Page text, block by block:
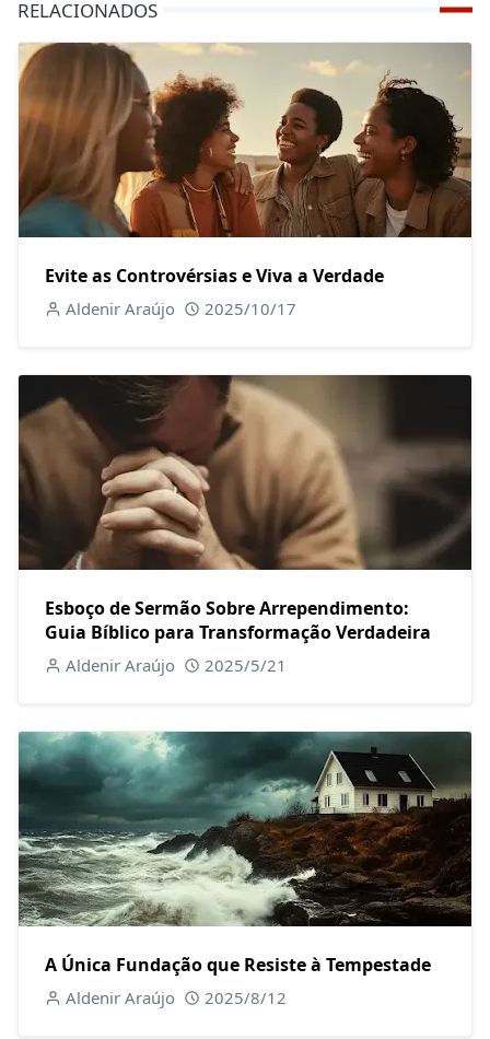
RELACIONADOS
Evite as Controvérsias e Viva a Verdade
Aldenir Araújo 2025/10/17
Esboço de Sermão Sobre Arrependimento:
Guia Bíblico para Transformação Verdadeira
Aldenir Araújo 2025/5/21
A Única Fundação que Resiste à Tempestade
Aldenir Araújo 2025/8/12